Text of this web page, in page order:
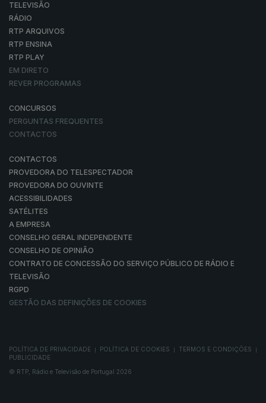
TELEVISÃO
RÁDIO
RTP ARQUIVOS
RTP ENSINA
RTP PLAY
EM DIRETO
REVER PROGRAMAS
CONCURSOS
PERGUNTAS FREQUENTES
CONTACTOS
CONTACTOS
PROVEDORA DO TELESPECTADOR
PROVEDORA DO OUVINTE
ACESSIBILIDADES
SATÉLITES
A EMPRESA
CONSELHO GERAL INDEPENDENTE
CONSELHO DE OPINIÃO
CONTRATO DE CONCESSÃO DO SERVIÇO PÚBLICO DE RÁDIO E
TELEVISÃO
RGPD
GESTÃO DAS DEFINIÇÕES DE COOKIES
POLÍTICA DE PRIVACIDADE POLÍTICA DE COOKIES TERMOS E CONDIÇÕES
PUBLICIDADE
© RTP, Rádio e Televisão de Portugal 2026